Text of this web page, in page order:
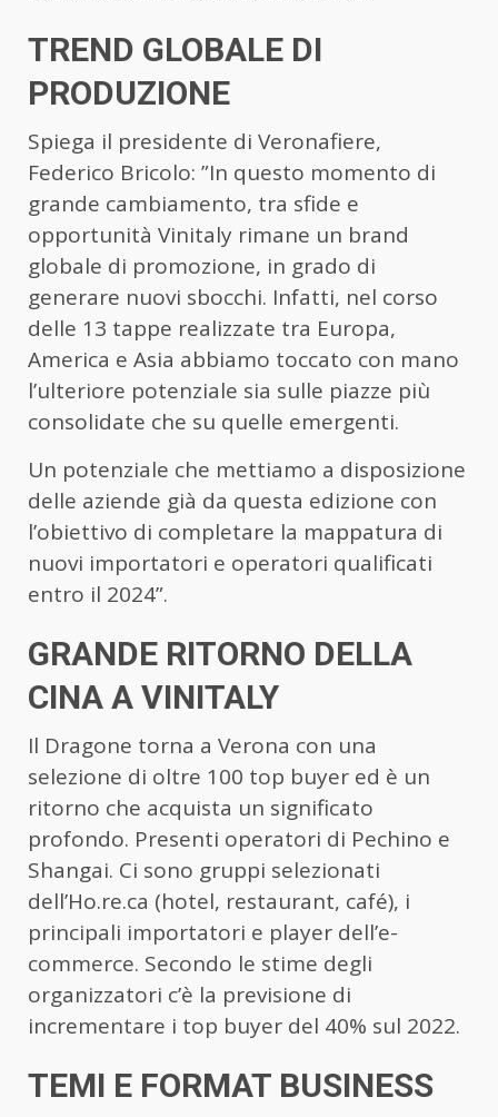
TREND GLOBALE DI
PRODUZIONE
Spiega il presidente di Veronafiere,
Federico Bricolo: ”In questo momento di
grande cambiamento, tra sfide e
opportunità Vinitaly rimane un brand
globale di promozione, in grado di
generare nuovi sbocchi. Infatti, nel corso
delle 13 tappe realizzate tra Europa,
America e Asia abbiamo toccato con mano
l’ulteriore potenziale sia sulle piazze più
consolidate che su quelle emergenti.
Un potenziale che mettiamo a disposizione
delle aziende già da questa edizione con
l’obiettivo di completare la mappatura di
nuovi importatori e operatori qualificati
entro il 2024”.
GRANDE RITORNO DELLA
CINA A VINITALY
Il Dragone torna a Verona con una
selezione di oltre 100 top buyer ed è un
ritorno che acquista un significato
profondo. Presenti operatori di Pechino e
Shangai. Ci sono gruppi selezionati
dell’Ho.re.ca (hotel, restaurant, café), i
principali importatori e player dell’e-
commerce. Secondo le stime degli
organizzatori c’è la previsione di
incrementare i top buyer del 40% sul 2022.
TEMI E FORMAT BUSINESS